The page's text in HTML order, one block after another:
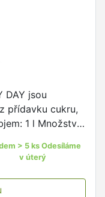
DAY jsou
přídavku cukru,
1 l Množství
> 5 ks Odesíláme
v úterý